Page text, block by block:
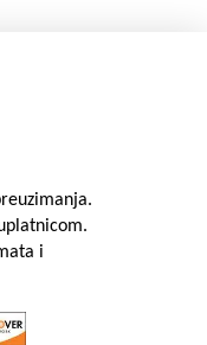
i